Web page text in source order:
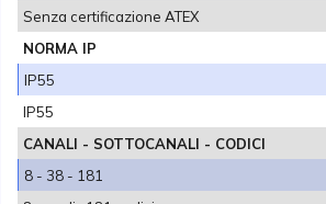
Senza certificazione ATEX
NORMA IP
IP55
IP55
CANALI - SOTTOCANALI - CODICI
8 - 38 - 181